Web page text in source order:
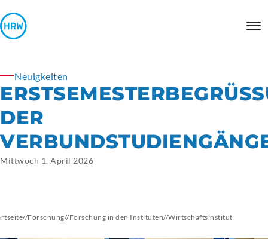
Neuigkeiten
DER
Mittwoch 1. April 2026
//Forschung//Forschung in den Instituten//Wirtschaftsinstitut